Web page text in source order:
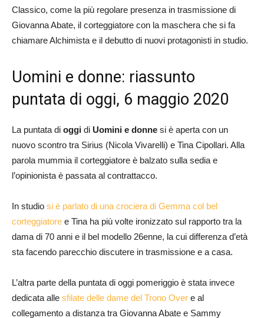
Classico, come la più regolare presenza in trasmissione di
Giovanna Abate, il corteggiatore con la maschera che si fa
chiamare Alchimista e il debutto di nuovi protagonisti in studio.
Uomini e donne: riassunto
puntata di oggi, 6 maggio 2020
La puntata di oggi di Uomini e donne si è aperta con un
nuovo scontro tra Sirius (Nicola Vivarelli) e Tina Cipollari. Alla
parola mummia il corteggiatore è balzato sulla sedia e
l’opinionista è passata al contrattacco.
In studio si è parlato di una crociera di Gemma col bel
corteggiatore e Tina ha più volte ironizzato sul rapporto tra la
dama di 70 anni e il bel modello 26enne, la cui differenza d’età
sta facendo parecchio discutere in trasmissione e a casa.
L’altra parte della puntata di oggi pomeriggio è stata invece
dedicata alle sfilate delle dame del Trono Over e al
collegamento a distanza tra Giovanna Abate e Sammy